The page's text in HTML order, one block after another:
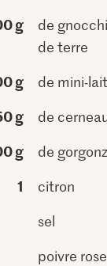
g
de
de terre
g de mini-
g de
g de
1
citron
sel
poivre rose